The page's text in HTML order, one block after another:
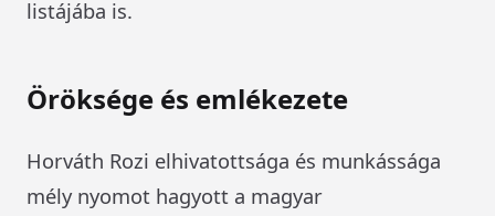
listájába is.
Öröksége és emlékezete
Horváth Rozi elhivatottsága és munkássága
mély nyomot hagyott a magyar